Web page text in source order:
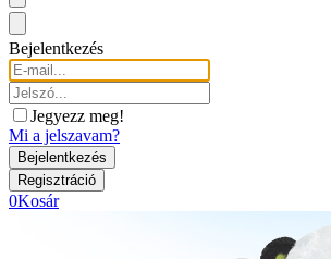
Bejelentkezés
Jegyezz meg!
Mi a jelszavam?
0Kosár